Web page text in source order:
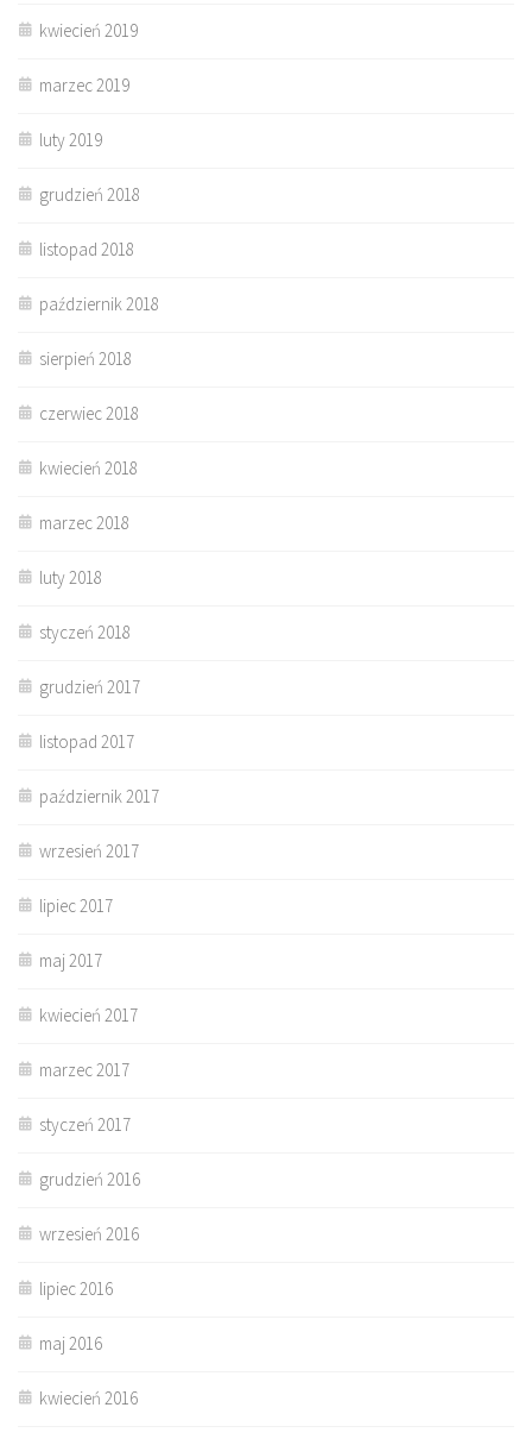
kwiecień 2019
marzec 2019
luty 2019
grudzień 2018
listopad 2018
październik 2018
sierpień 2018
czerwiec 2018
kwiecień 2018
marzec 2018
luty 2018
styczeń 2018
grudzień 2017
listopad 2017
październik 2017
wrzesień 2017
lipiec 2017
maj 2017
kwiecień 2017
marzec 2017
styczeń 2017
grudzień 2016
wrzesień 2016
lipiec 2016
maj 2016
kwiecień 2016